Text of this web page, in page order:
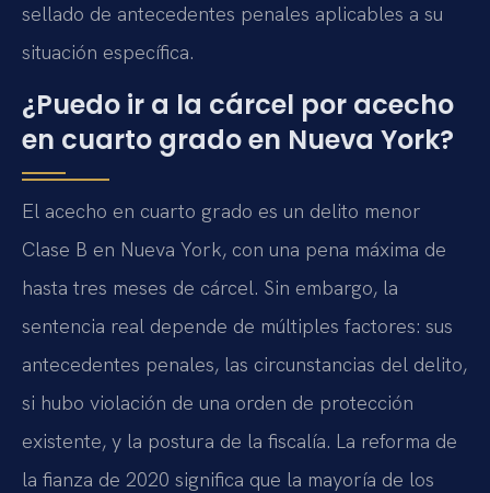
sellado de antecedentes penales aplicables a su
situación específica.
¿Puedo ir a la cárcel por acecho
en cuarto grado en Nueva York?
El acecho en cuarto grado es un delito menor
Clase B en Nueva York, con una pena máxima de
hasta tres meses de cárcel. Sin embargo, la
sentencia real depende de múltiples factores: sus
antecedentes penales, las circunstancias del delito,
si hubo violación de una orden de protección
existente, y la postura de la fiscalía. La reforma de
la fianza de 2020 significa que la mayoría de los